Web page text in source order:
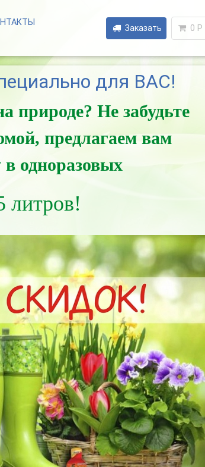
Заказать 0 Р
для ВАС!
природе? Не забудьте
предлагаем вам
в одноразовых
литров!